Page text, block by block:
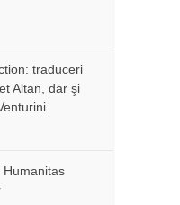
traduceri
Altan, dar şi
Humanitas